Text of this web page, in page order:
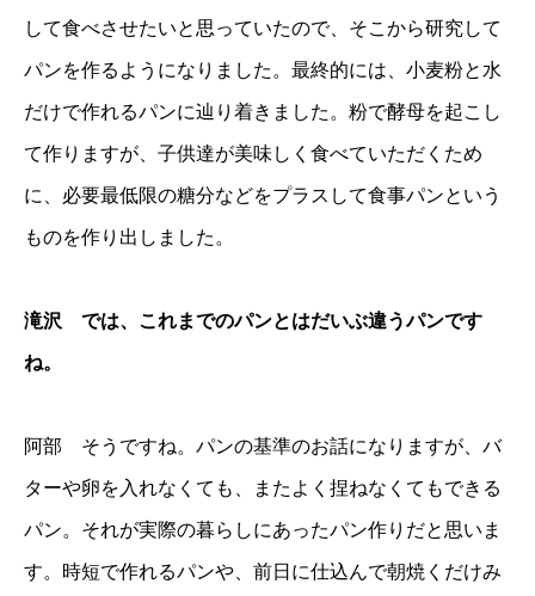
して食べさせたいと思っていたので、そこから研究して
パンを作るようになりました。最終的には、小麦粉と水
だけで作れるパンに辿り着きました。粉で酵母を起こし
て作りますが、子供達が美味しく食べていただくため
に、必要最低限の糖分などをプラスして食事パンという
ものを作り出しました。
滝沢 では、これまでのパンとはだいぶ違うパンです
ね。
阿部 そうですね。パンの基準のお話になりますが、バ
ターや卵を入れなくても、またよく捏ねなくてもできる
パン。それが実際の暮らしにあったパン作りだと思いま
す。時短で作れるパンや、前日に仕込んで朝焼くだけみ